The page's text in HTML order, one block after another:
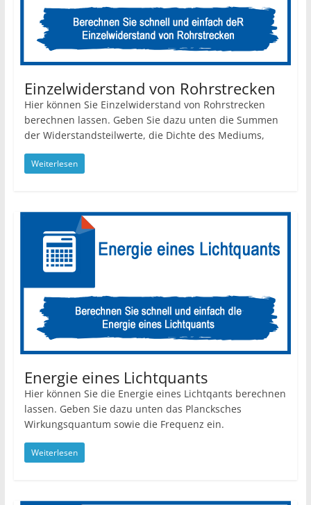
Einzelwiderstand von Rohrstrecken
Hier können Sie Einzelwiderstand von Rohrstrecken
berechnen lassen. Geben Sie dazu unten die Summen
der Widerstandsteilwerte, die Dichte des Mediums,
Weiterlesen
Energie eines Lichtquants
Hier können Sie die Energie eines Lichtqants berechnen
lassen. Geben Sie dazu unten das Plancksches
Wirkungsquantum sowie die Frequenz ein.
Weiterlesen